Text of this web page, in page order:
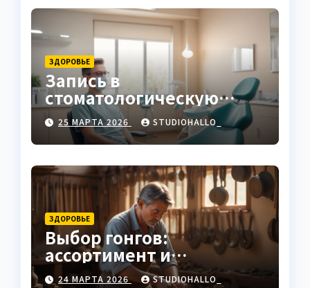
ЗДОРОВЬЕ
Запись в
стоматологическую
клинику
25 МАРТА 2026 STUDIOHALLO_
ЗДОРОВЬЕ
Выбор гонгов:
ассортимент и
характеристики
24 МАРТА 2026 STUDIOHALLO_